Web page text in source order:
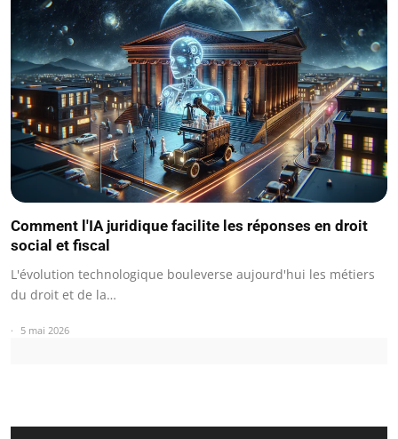
Comment l'IA juridique facilite les réponses en droit
social et fiscal
L'évolution technologique bouleverse aujourd'hui les métiers
du droit et de la…
5 mai 2026